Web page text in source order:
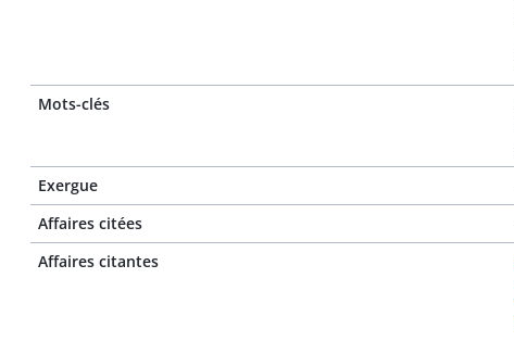
Mots-clés
Exergue
Affaires citées
Affaires citantes